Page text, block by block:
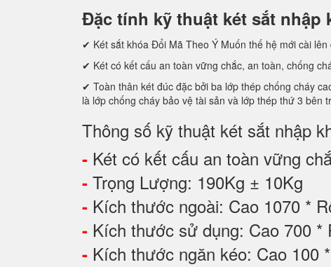
Đặc tính kỹ thuật két sắt nhập
✔ Két sắt khóa Đổi Mã Theo Ý Muốn thế hệ mới cài lên
✔ Két có kết cấu an toàn vững chắc, an toàn, chống
✔ Toàn thân két đúc đặc bởi ba lớp thép chống cháy
là lớp chống cháy bảo vệ tài sản và lớp thép thứ 3 bên
Thông số kỹ thuật két sắt nhập
- Két có kết cấu an toàn vững
- Trọng Lượng: 190Kg ± 10Kg
- Kích thước ngoài: Cao 1070 *
- Kích thước sử dụng: Cao 700 *
- Kích thước ngăn kéo: Cao 100